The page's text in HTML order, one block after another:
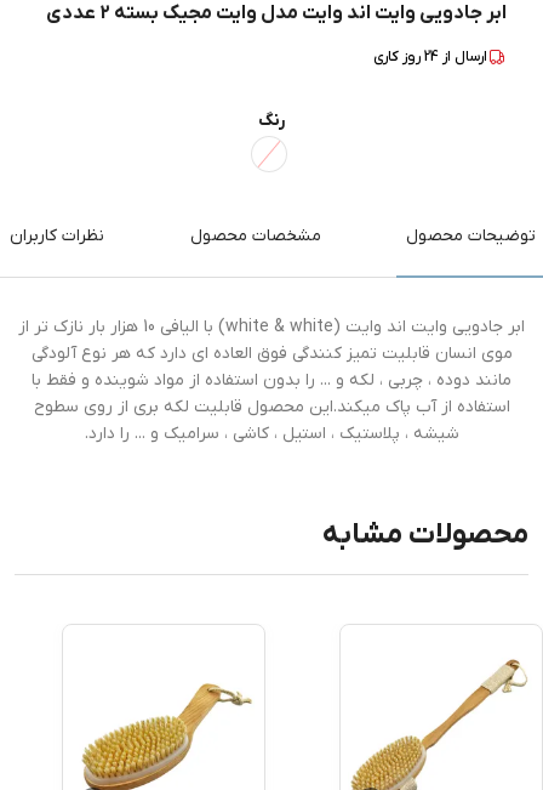
ابر جادویی وایت اند وایت مدل وایت مجیک بسته 2 عددی
ارسال از 24روز کاری
رنگ
توضیحات محصول مشخصات محصول نظرات کاربران
ابر جادویی وایت اند وایت (white & white) با الیافی 10 هزار بار نازک تر از
موی انسان قابلیت تمیز کنندگی فوق العاده ای دارد که هر نوع آلودگی
مانند دوده ، چربی ، لکه و ... را بدون استفاده از مواد شوینده و فقط با
استفاده از آب پاک میکند.این محصول قابلیت لکه بری از روی سطوح
شیشه ، پلاستیک ، استیل ، کاشی ، سرامیک و ... را دارد.
محصولات مشابه